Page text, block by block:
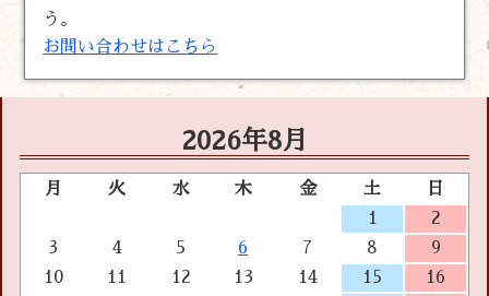
う。
お問い合わせはこちら
2026年8月
月 火 水 木 金 土
日
1
2
3
4 5 6 7 8
9
10
11 12 13 14 15
16